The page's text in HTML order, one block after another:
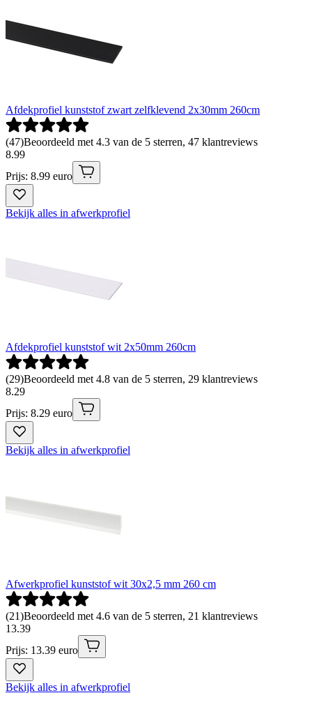
Afdekprofiel kunststof zwart zelfklevend 2x30mm 260cm
(47)Beoordeeld met 4.3 van de 5 sterren, 47 klantreviews
8.99
Prijs: 8.99 euro
Bekijk alles in afwerkprofiel
Afdekprofiel kunststof wit 2x50mm 260cm
(29)Beoordeeld met 4.8 van de 5 sterren, 29 klantreviews
8.29
Prijs: 8.29 euro
Bekijk alles in afwerkprofiel
Afwerkprofiel kunststof wit 30x2,5 mm 260 cm
(21)Beoordeeld met 4.6 van de 5 sterren, 21 klantreviews
13.39
Prijs: 13.39 euro
Bekijk alles in afwerkprofiel